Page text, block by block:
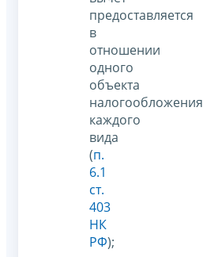
предоставляется
в
отношении
одного
объекта
налогообложения
каждого
вида
(п.
6.1
ст.
403
НК
РФ);